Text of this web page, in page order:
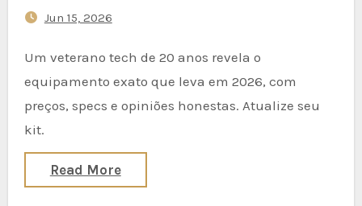
Jun 15, 2026
Um veterano tech de 20 anos revela o
equipamento exato que leva em 2026, com
preços, specs e opiniões honestas. Atualize seu
kit.
Read More